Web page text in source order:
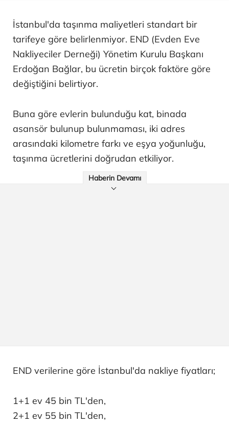
İstanbul'da taşınma maliyetleri standart bir
tarifeye göre belirlenmiyor. END (Evden Eve
Nakliyeciler Derneği) Yönetim Kurulu Başkanı
Erdoğan Bağlar, bu ücretin birçok faktöre göre
değiştiğini belirtiyor.
Buna göre evlerin bulunduğu kat, binada
asansör bulunup bulunmaması, iki adres
arasındaki kilometre farkı ve eşya yoğunluğu,
taşınma ücretlerini doğrudan etkiliyor.
Haberin Devamı
END verilerine göre İstanbul'da nakliye fiyatları;
1+1 ev 45 bin TL'den,
2+1 ev 55 bin TL'den,